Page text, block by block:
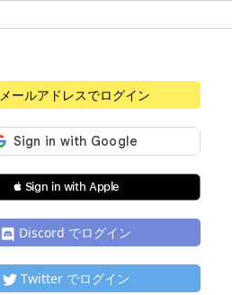
メールアドレスでログイン
 Sign in with Apple
Discord でログイン
Twitter でログイン